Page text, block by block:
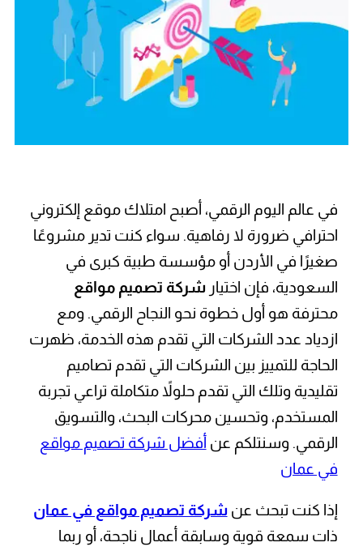
في عالم اليوم الرقمي، أصبح امتلاك موقع إلكتروني
احترافي ضرورة لا رفاهية. سواء كنت تدير مشروعًا
صغيرًا في الأردن أو مؤسسة طبية كبرى في
السعودية، فإن اختيارشركة تصميم مواقع
محترفة هو أول خطوة نحو النجاح الرقمي. ومع
ازدياد عدد الشركات التي تقدم هذه الخدمة، ظهرت
الحاجة للتمييز بين الشركات التي تقدم تصاميم
تقليدية وتلك التي تقدم حلولاً متكاملة تراعي تجربة
المستخدم، وتحسين محركات البحث، والتسويق
الرقمي. وسنتلكم عنأفضل شركة تصميم مواقع
في عمان
إذا كنت تبحث عنشركة تصميم مواقع في عمان
ذات سمعة قوية وسابقة أعمال ناجحة، أو ربما